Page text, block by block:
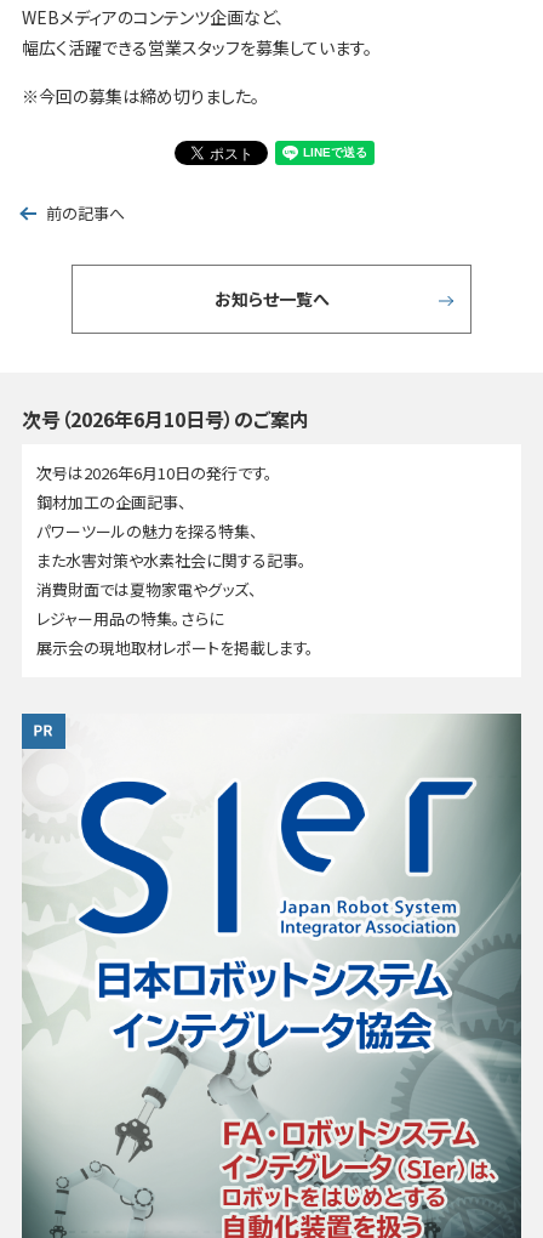
WEBメディアのコンテンツ企画など、
幅広く活躍できる営業スタッフを募集しています。
※今回の募集は締め切りました。
前の記事へ
お知らせ一覧へ
次号（2026年6月10日号）のご案内
次号は2026年6月10日の発行です。
鋼材加工の企画記事、
パワーツールの魅力を探る特集、
また水害対策や水素社会に関する記事。
消費財面では夏物家電やグッズ、
レジャー用品の特集。さらに
展示会の現地取材レポートを掲載します。